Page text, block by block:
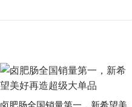
卤肥肠全国销量第一，新希望美